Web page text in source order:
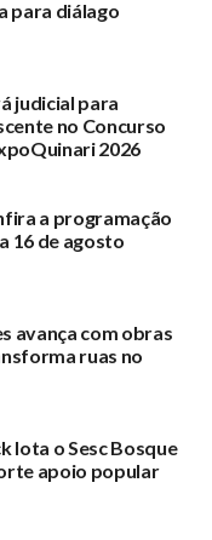
para diálago
judicial para
no Concurso
2026
a programação
16 de agosto
avança com obras
ruas no
lota o Sesc Bosque
apoio popular